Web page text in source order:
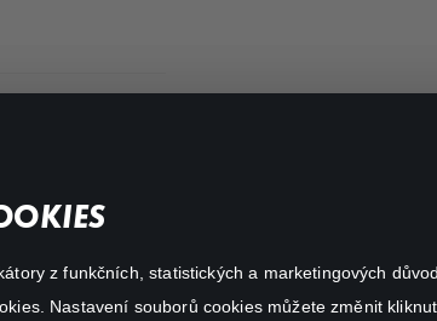
z funkčních, statistických a marketingových
Nastavení souborů cookies můžete změnit